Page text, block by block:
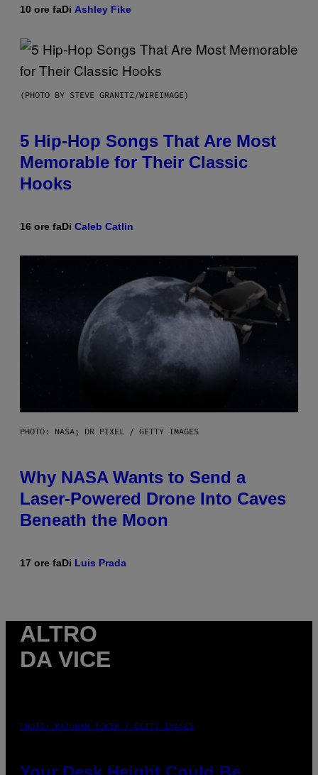
10 ore faDi Ashley Fike
(PHOTO BY STEVE GRANITZ/WIREIMAGE)
5 Hip-Hop Songs That Are Most
Memorable for Their Classic
Hooks
16 ore faDi Caleb Catlin
PHOTO: NASA; DR PIXEL / GETTY IMAGES
Why NASA Wants to Send a
Laser-Powered Drone Into Caves
Beneath the Moon
17 ore faDi Luis Prada
ALTRO
DA VICE
PHOTO: BATUHAN TOKER / GETTY IMAGES